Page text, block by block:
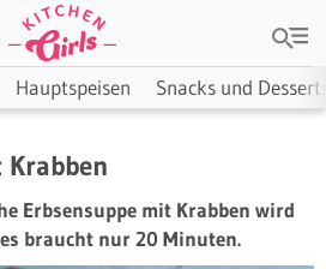
Hauptspeisen Snacks und
Erbsensuppe mit Krabben wird
braucht nur 20 Minuten.